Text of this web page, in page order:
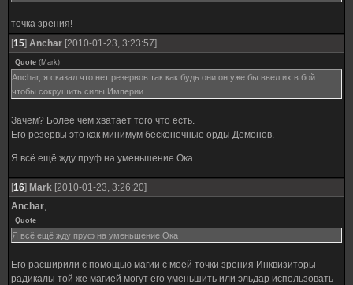
точка зрения!
[15] Anchar [2010-01-23, 3:23:57]
Quote (Mark)
Anchar, я сказал что нет резервов так как будь они он уже бы ввел их в бой
чтобы сокрушить силы Империи
Зачем? Более чем хватает того что есть.
Его резервы это как минимум бесконечные орды Демонов.
Я всё ещё жду пруф на уменьшение Ока
[16] Mark [2010-01-23, 3:26:20]
Anchar,
Quote
Я всё ещё жду пруф на уменьшение Ока
Его расширили с помощью магии с моей точки зрения Инквизиторы
радикалы той же магией могут его уменьшить или эльдар использовать